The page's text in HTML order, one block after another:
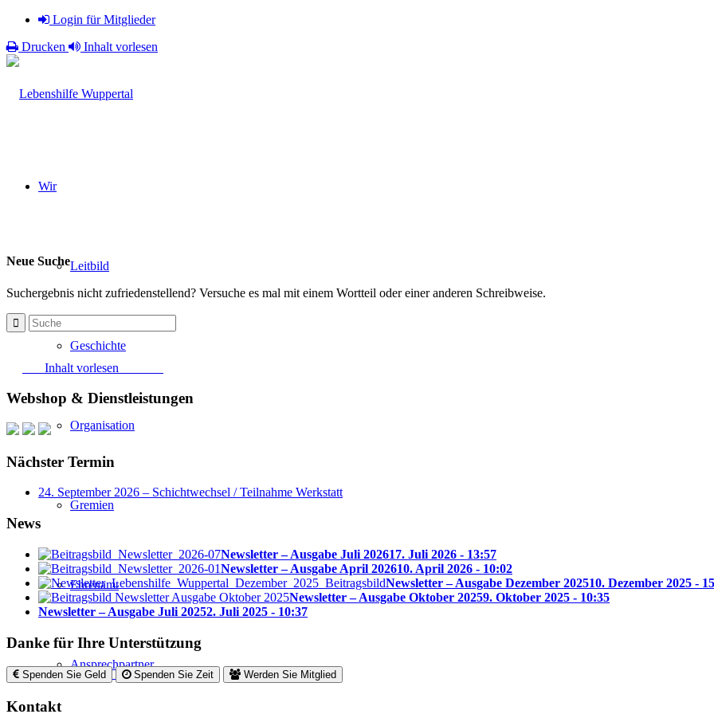
Login für Mitglieder
Drucken
Inhalt vorlesen
Wir
Leitbild
Geschichte
Organisation
Gremien
Ehrenamt
Ansprechpartner
Neue Suche
Suchergebnis nicht zufriedenstellend? Versuche es mal mit einem Wortteil oder einer anderen Schreibweise.
Inhalt vorlesen
Webshop & Dienstleistungen
Nächster Termin
24. September 2026 – Schichtwechsel / Teilnahme Werkstatt
News
Newsletter – Ausgabe Juli 202617. Juli 2026 - 13:57
Newsletter – Ausgabe April 202610. April 2026 - 10:02
Newsletter – Ausgabe Dezember 202510. Dezember 2025 -
Newsletter – Ausgabe Oktober 20259. Oktober 2025 - 10:35
Newsletter – Ausgabe Juli 20252. Juli 2025 - 10:37
Danke für Ihre Unterstützung
Spenden Sie Geld Spenden Sie Zeit Werden Sie Mitglied
Kontakt